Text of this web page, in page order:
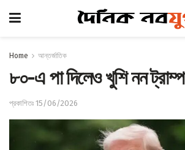
Home আন্তর্জাতিক
৮০-এ পা দিলেও খুশি নন ট্রাম্প
প্রকাশিতঃ 15/06/2026